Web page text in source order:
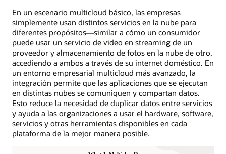
En un escenario multicloud básico, las empresas
simplemente usan distintos servicios en la nube para
diferentes propósitos—similar a cómo un consumidor
puede usar un servicio de video en streaming de un
proveedor y almacenamiento de fotos en la nube de otro,
accediendo a ambos a través de su internet doméstico. En
un entorno empresarial multicloud más avanzado, la
integración permite que las aplicaciones que se ejecutan
en distintas nubes se comuniquen y compartan datos.
Esto reduce la necesidad de duplicar datos entre servicios
y ayuda a las organizaciones a usar el hardware, software,
servicios y otras herramientas disponibles en cada
plataforma de la mejor manera posible.